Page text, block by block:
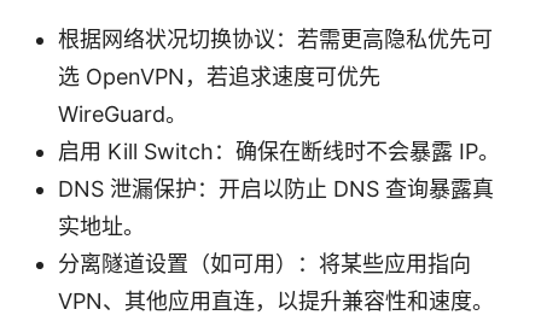
根据网络状况切换协议：若需更高隐私优先可
选 OpenVPN，若追求速度可优先
WireGuard。
启用 Kill Switch：确保在断线时不会暴露 IP。
DNS 泄漏保护：开启以防止 DNS 查询暴露真
实地址。
分离隧道设置（如可用）：将某些应用指向
VPN、其他应用直连，以提升兼容性和速度。